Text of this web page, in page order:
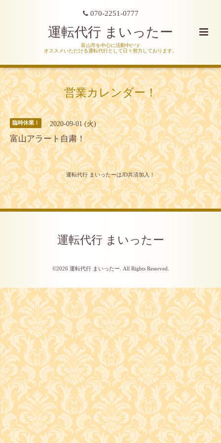
070-2251-0777
運転代行 まいったー
富山市を中心に活動中(^^)/
オススメいただける運転代行として日々努力しております。
営業カレンダー！
臨時休業！ 2020-09-01 (火)
富山アラート自粛！
運転代行 まいったーはJD共済加入！
運転代行 まいったー
©2026 運転代行 まいったー . All Rights Reserved.